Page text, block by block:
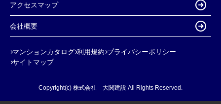
アクセスマップ
会社概要
マンションカタログ 利用規約 プライバシーポリシー
サイトマップ
Copyright(c) 株式会社 大関建設 All Rights Reserved.